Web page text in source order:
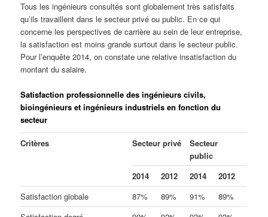
Tous les ingénieurs consultés sont globalement très satisfaits
qu’ils travaillent dans le secteur privé ou public. En ce qui
concerne les perspectives de carrière au sein de leur entreprise,
la satisfaction est moins grande surtout dans le secteur public.
Pour l’enquête 2014, on constate une relative insatisfaction du
montant du salaire.
Satisfaction professionnelle des ingénieurs civils,
bioingénieurs et ingénieurs industriels en fonction du
secteur
Critères Secteur privé
Secteur
public
2014
2012 2014
2012
Satisfaction globale
87% 89% 91%
89%